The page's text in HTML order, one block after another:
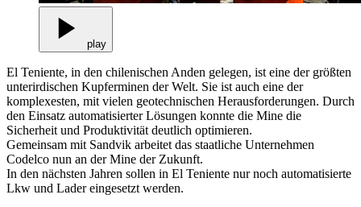
play
El Teniente, in den chilenischen Anden gelegen, ist eine der größten
unterirdischen Kupferminen der Welt. Sie ist auch eine der
komplexesten, mit vielen geotechnischen Herausforderungen. Durch
den Einsatz automatisierter Lösungen konnte die Mine die
Sicherheit und Produktivität deutlich optimieren.
Gemeinsam mit Sandvik arbeitet das staatliche Unternehmen
Codelco nun an der Mine der Zukunft.
In den nächsten Jahren sollen in El Teniente nur noch automatisierte
Lkw und Lader eingesetzt werden.